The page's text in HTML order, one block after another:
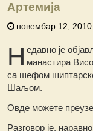
Артемија
новембар 12, 2010
Н едавно је
манастира
са шефом
Шаљом.
Овде можете
Разговор је,